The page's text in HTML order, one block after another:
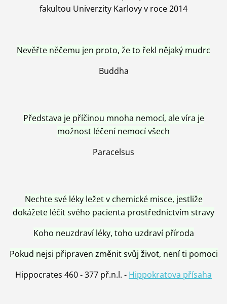
fakultou Univerzity Karlovy v roce 2014
Nevěřte něčemu jen proto, že to řekl nějaký mudrc
Buddha
Představa je příčinou mnoha nemocí, ale víra je
možnost léčení nemocí všech
Paracelsus
Nechte své léky ležet v chemické misce, jestliže
dokážete léčit svého pacienta prostřednictvím stravy
Koho neuzdraví léky, toho uzdraví příroda
Pokud nejsi připraven změnit svůj život, není ti pomoci
Hippocrates 460 - 377 př.n.l. - Hippokratova přísaha